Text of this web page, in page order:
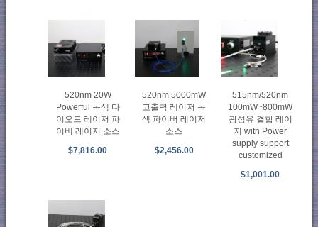
520nm 20W
Powerful 녹색 다
이오드 레이저 파
이버 레이저 소스
$7,816.00
520nm 5000mW
고출력 레이저 녹
색 파이버 레이저
소스
$2,456.00
515nm/520nm
100mW~800mW
광섬유 결합 레이
저 with Power
supply support
customized
$1,001.00